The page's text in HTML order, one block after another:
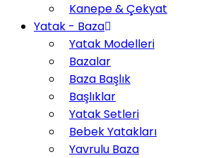
Kanepe & Çekyat
Yatak - Baza
Yatak Modelleri
Bazalar
Baza Başlık
Başlıklar
Yatak Setleri
Bebek Yatakları
Yavrulu Baza